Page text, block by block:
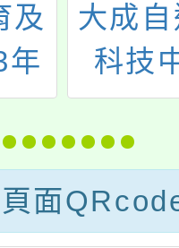
及
年
能
大成
科技
115年
頁面